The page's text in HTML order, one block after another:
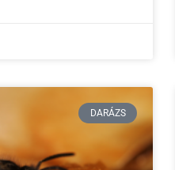
DARÁZS